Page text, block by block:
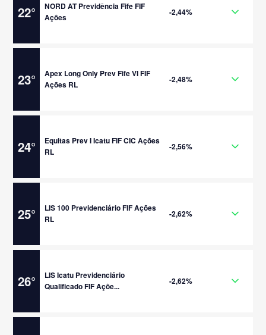
22°
NORD AT Previdência Fife FIF
Ações
-2,44%
23°
Apex Long Only Prev Fife VI FIF
Ações RL
-2,48%
24°
Equitas Prev I Icatu FIF CIC Ações
RL
-2,56%
25°
LIS 100 Previdenciário FIF Ações
RL
-2,62%
26°
LIS Icatu Previdenciário
Qualificado FIF Açõe...
-2,62%